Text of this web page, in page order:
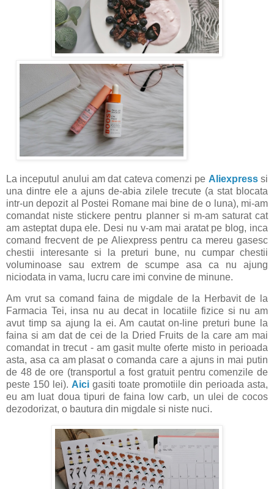
La inceputul anului am dat cateva comenzi pe Aliexpresssi
una dintre ele a ajuns de-abia zilele trecute (a stat blocata
intr-un depozit al Postei Romane mai bine de o luna), mi-am
comandat niste stickere pentru planner si m-am saturat cat
am asteptat dupa ele. Desi nu v-am mai aratat pe blog, inca
comand frecvent de pe Aliexpress pentru ca mereu gasesc
chestii interesante si la preturi bune, nu cumpar chestii
voluminoase sau extrem de scumpe asa ca nu ajung
niciodata in vama, lucru care imi convine de minune.
Am vrut sa comand faina de migdale de la Herbavit de la
Farmacia Tei, insa nu au decat in locatiile fizice si nu am
avut timp sa ajung la ei. Am cautat on-line preturi bune la
faina si am dat de cei de la Dried Fruits de la care am mai
comandat in trecut - am gasit multe oferte misto in perioada
asta, asa ca am plasat o comanda care a ajuns in mai putin
de 48 de ore (transportul a fost gratuit pentru comenzile de
peste 150 lei). Aici gasiti toate promotiile din perioada asta,
eu am luat doua tipuri de faina low carb, un ulei de cocos
dezodorizat, o bautura din migdale si niste nuci.